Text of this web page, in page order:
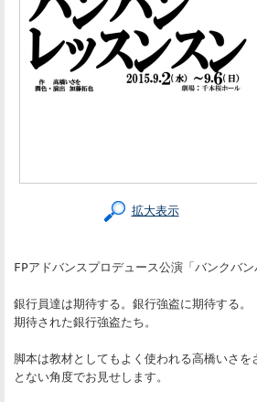
拡大表示
FPアドバンスプロデュース公演「バンクバン
銀行員達は期待する。銀行強盗に期待する。
期待された銀行強盗たち。
脚本は教材としてもよく使われる高橋いさ
とない角度でお見せします。